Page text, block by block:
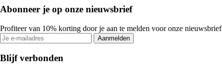
Abonneer je op onze nieuwsbrief
Profiteer van 10% korting door je aan te melden voor onze nieuwsbrief
Aanmelden
Blijf verbonden